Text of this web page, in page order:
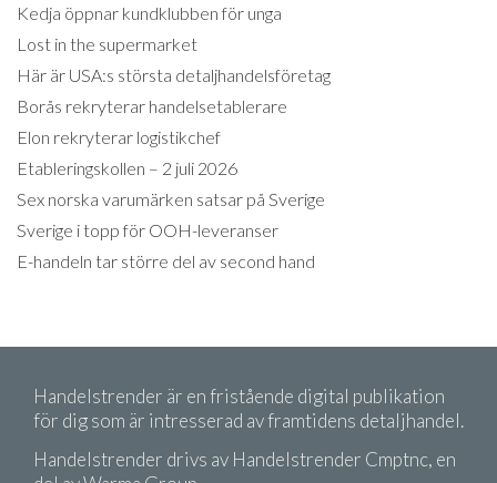
Kedja öppnar kundklubben för unga
Lost in the supermarket
Här är USA:s största detaljhandelsföretag
Borås rekryterar handelsetablerare
Elon rekryterar logistikchef
Etableringskollen – 2 juli 2026
Sex norska varumärken satsar på Sverige
Sverige i topp för OOH-leveranser
E-handeln tar större del av second hand
Handelstrender är en fristående digital publikation
för dig som är intresserad av framtidens detaljhandel.
Handelstrender drivs av Handelstrender Cmptnc, en